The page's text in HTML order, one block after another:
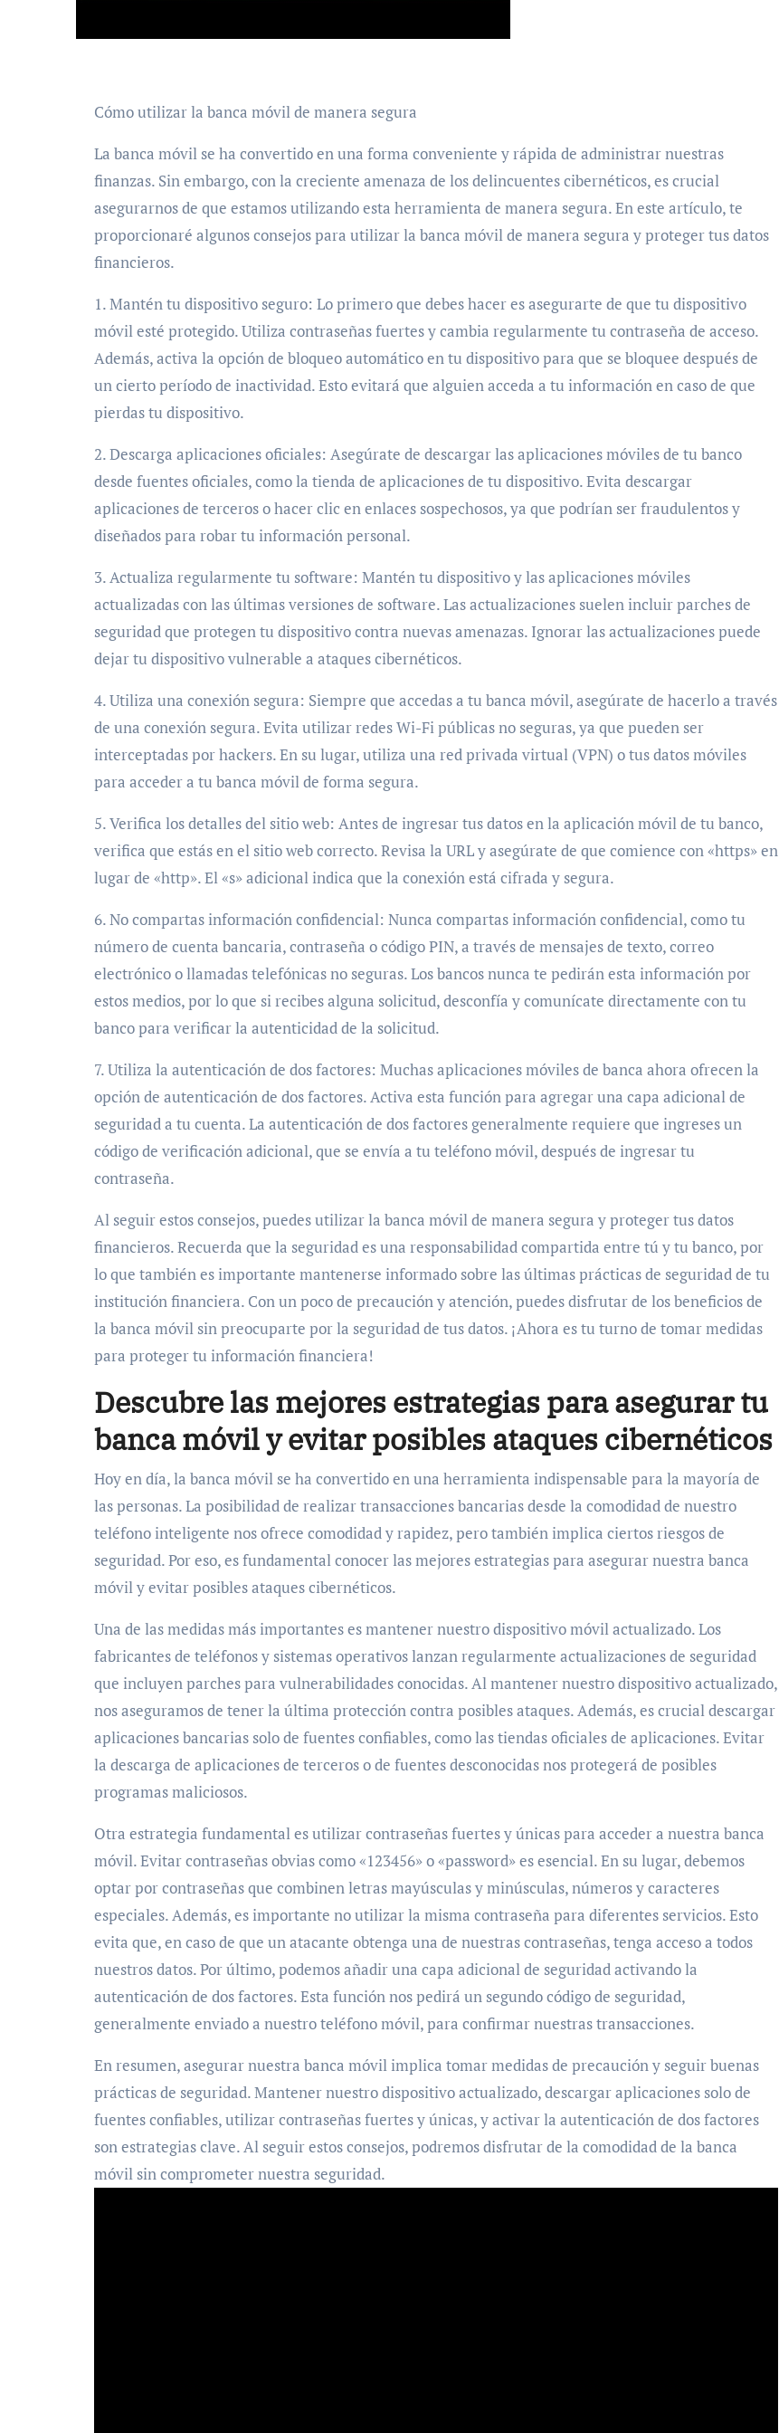
Cómo utilizar la banca móvil de manera segura
La banca móvil se ha convertido en una forma conveniente y rápida de administrar nuestras
finanzas. Sin embargo, con la creciente amenaza de los delincuentes cibernéticos, es crucial
asegurarnos de que estamos utilizando esta herramienta de manera segura. En este artículo, te
proporcionaré algunos consejos para utilizar la banca móvil de manera segura y proteger tus datos
financieros.
1. Mantén tu dispositivo seguro: Lo primero que debes hacer es asegurarte de que tu dispositivo
móvil esté protegido. Utiliza contraseñas fuertes y cambia regularmente tu contraseña de acceso.
Además, activa la opción de bloqueo automático en tu dispositivo para que se bloquee después de
un cierto período de inactividad. Esto evitará que alguien acceda a tu información en caso de que
pierdas tu dispositivo.
2. Descarga aplicaciones oficiales: Asegúrate de descargar las aplicaciones móviles de tu banco
desde fuentes oficiales, como la tienda de aplicaciones de tu dispositivo. Evita descargar
aplicaciones de terceros o hacer clic en enlaces sospechosos, ya que podrían ser fraudulentos y
diseñados para robar tu información personal.
3. Actualiza regularmente tu software: Mantén tu dispositivo y las aplicaciones móviles
actualizadas con las últimas versiones de software. Las actualizaciones suelen incluir parches de
seguridad que protegen tu dispositivo contra nuevas amenazas. Ignorar las actualizaciones puede
dejar tu dispositivo vulnerable a ataques cibernéticos.
4. Utiliza una conexión segura: Siempre que accedas a tu banca móvil, asegúrate de hacerlo a través
de una conexión segura. Evita utilizar redes Wi-Fi públicas no seguras, ya que pueden ser
interceptadas por hackers. En su lugar, utiliza una red privada virtual (VPN) o tus datos móviles
para acceder a tu banca móvil de forma segura.
5. Verifica los detalles del sitio web: Antes de ingresar tus datos en la aplicación móvil de tu banco,
verifica que estás en el sitio web correcto. Revisa la URL y asegúrate de que comience con «https» en
lugar de «http». El «s» adicional indica que la conexión está cifrada y segura.
6. No compartas información confidencial: Nunca compartas información confidencial, como tu
número de cuenta bancaria, contraseña o código PIN, a través de mensajes de texto, correo
electrónico o llamadas telefónicas no seguras. Los bancos nunca te pedirán esta información por
estos medios, por lo que si recibes alguna solicitud, desconfía y comunícate directamente con tu
banco para verificar la autenticidad de la solicitud.
7. Utiliza la autenticación de dos factores: Muchas aplicaciones móviles de banca ahora ofrecen la
opción de autenticación de dos factores. Activa esta función para agregar una capa adicional de
seguridad a tu cuenta. La autenticación de dos factores generalmente requiere que ingreses un
código de verificación adicional, que se envía a tu teléfono móvil, después de ingresar tu
contraseña.
Al seguir estos consejos, puedes utilizar la banca móvil de manera segura y proteger tus datos
financieros. Recuerda que la seguridad es una responsabilidad compartida entre tú y tu banco, por
lo que también es importante mantenerse informado sobre las últimas prácticas de seguridad de tu
institución financiera. Con un poco de precaución y atención, puedes disfrutar de los beneficios de
la banca móvil sin preocuparte por la seguridad de tus datos. ¡Ahora es tu turno de tomar medidas
para proteger tu información financiera!
Descubre las mejores estrategias para asegurar tu
banca móvil y evitar posibles ataques cibernéticos
Hoy en día, la banca móvil se ha convertido en una herramienta indispensable para la mayoría de
las personas. La posibilidad de realizar transacciones bancarias desde la comodidad de nuestro
teléfono inteligente nos ofrece comodidad y rapidez, pero también implica ciertos riesgos de
seguridad. Por eso, es fundamental conocer las mejores estrategias para asegurar nuestra banca
móvil y evitar posibles ataques cibernéticos.
Una de las medidas más importantes es mantener nuestro dispositivo móvil actualizado. Los
fabricantes de teléfonos y sistemas operativos lanzan regularmente actualizaciones de seguridad
que incluyen parches para vulnerabilidades conocidas. Al mantener nuestro dispositivo actualizado,
nos aseguramos de tener la última protección contra posibles ataques. Además, es crucial descargar
aplicaciones bancarias solo de fuentes confiables, como las tiendas oficiales de aplicaciones. Evitar
la descarga de aplicaciones de terceros o de fuentes desconocidas nos protegerá de posibles
programas maliciosos.
Otra estrategia fundamental es utilizar contraseñas fuertes y únicas para acceder a nuestra banca
móvil. Evitar contraseñas obvias como «123456» o «password» es esencial. En su lugar, debemos
optar por contraseñas que combinen letras mayúsculas y minúsculas, números y caracteres
especiales. Además, es importante no utilizar la misma contraseña para diferentes servicios. Esto
evita que, en caso de que un atacante obtenga una de nuestras contraseñas, tenga acceso a todos
nuestros datos. Por último, podemos añadir una capa adicional de seguridad activando la
autenticación de dos factores. Esta función nos pedirá un segundo código de seguridad,
generalmente enviado a nuestro teléfono móvil, para confirmar nuestras transacciones.
En resumen, asegurar nuestra banca móvil implica tomar medidas de precaución y seguir buenas
prácticas de seguridad. Mantener nuestro dispositivo actualizado, descargar aplicaciones solo de
fuentes confiables, utilizar contraseñas fuertes y únicas, y activar la autenticación de dos factores
son estrategias clave. Al seguir estos consejos, podremos disfrutar de la comodidad de la banca
móvil sin comprometer nuestra seguridad.